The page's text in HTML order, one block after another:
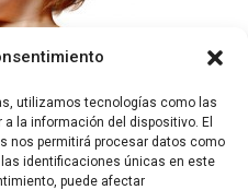
utilizamos tecnologías como las
la información del dispositivo. El
nos permitirá procesar datos como
identificaciones únicas en este
puede afectar
Multimedia